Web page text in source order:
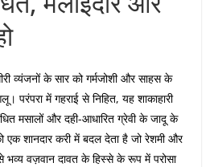
व्यंजनों के सार को गर्मजोशी और साहस के
परंपरा में गहराई से निहित, यह शाकाहारी
मसालों और दही-आधारित ग्रेवी के जादू के
एक शानदार करी में बदल देता है जो रेशमी और
भव्य वज़वान दावत के हिस्से के रूप में परोसा